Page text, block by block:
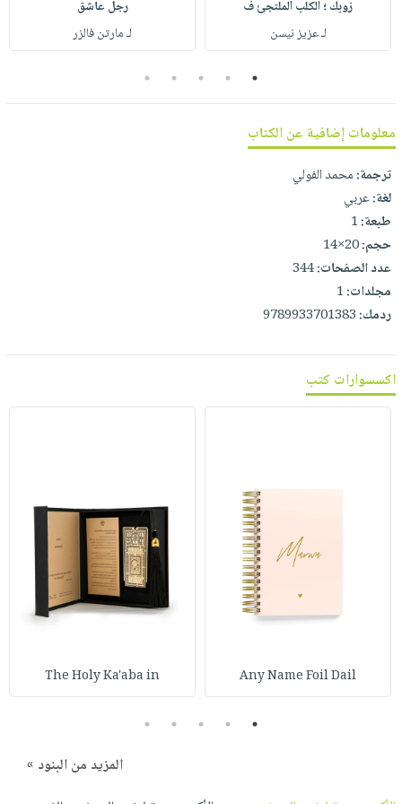
صابون
فيديوهات
نيل
وفرات
انشر
كتابك
تواصل
معنا
التسوق
زوبك ؛ الكلب الملتجئ ف
لـ عزيز نيسن
رجل عاشق
لـ مارتن فالزر
1
2
3
4
5
معلومات إضافية عن الكتاب
ترجمة:محمد الفولي
لغة:عربي
طبعة:1
حجم:20×14
عدد الصفحات:344
مجلدات:1
ردمك:9789933701383
اكسسوارات كتب
Any Name Foil Dail
The Holy Ka'aba in
1
2
3
4
5
المزيد من البنود »